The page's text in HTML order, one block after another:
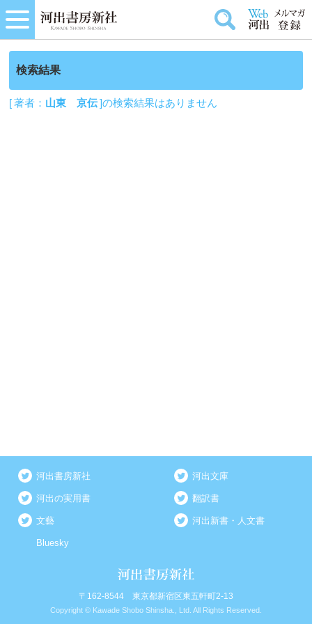
検索結果
[ 著者： 山東 京伝]の検索結果はありません
河出書房新社 河出文庫
河出の実用書 翻訳書
文藝 河出新書・人文書
Bluesky
〒162-8544 東京都新宿区東五軒町2-13
Copyright © Kawade Shobo Shinsha., Ltd. All Rights Reserved.